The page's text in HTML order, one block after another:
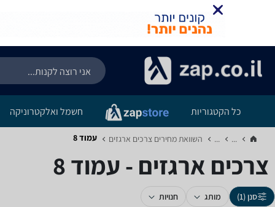
כל הקטגוריות חשמל ואלקטרוניקה
...
... השוואת מחירים צרכים ‏ארגזים‏ עמוד 8
צרכים ‏ארגזים - עמוד 8
סנן (1) מותג
חנויות